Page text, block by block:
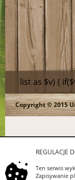
list as $v) {
Copyright © 2015
REGULACJE
Ten serwis
Zapisywanie